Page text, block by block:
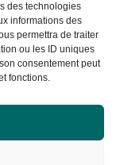
des technologies
informations des
permettra de traiter
ou les ID uniques
consentement peut
fonctions.